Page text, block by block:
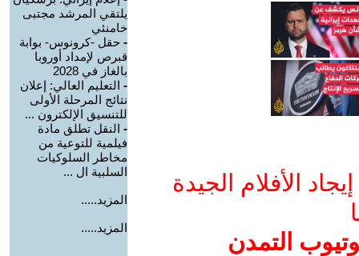
الأفلام الجيدة
التمدن
يلتقي المرشد مجتبى
خامنئي
- حقل -كرونوس- بوابة
قبرص لإمداد أوروبا
بالغاز في 2028
- التعليم العالي: إعلان
نتائج المرحلة الأولى
للتنسيق الإلكترون ...
- النقل تطلق مادة
فيلمية للتوعية من
مخاطر السلوكيات
السلبية ال ...
المزيد.....
المزيد.....